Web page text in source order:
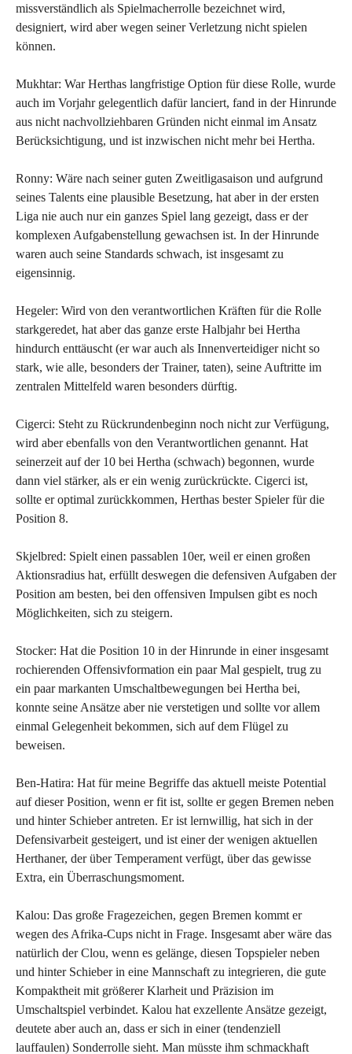
missverständlich als Spielmacherrolle bezeichnet wird,
designiert, wird aber wegen seiner Verletzung nicht spielen
können.
Mukhtar: War Herthas langfristige Option für diese Rolle, wurde
auch im Vorjahr gelegentlich dafür lanciert, fand in der Hinrunde
aus nicht nachvollziehbaren Gründen nicht einmal im Ansatz
Berücksichtigung, und ist inzwischen nicht mehr bei Hertha.
Ronny: Wäre nach seiner guten Zweitligasaison und aufgrund
seines Talents eine plausible Besetzung, hat aber in der ersten
Liga nie auch nur ein ganzes Spiel lang gezeigt, dass er der
komplexen Aufgabenstellung gewachsen ist. In der Hinrunde
waren auch seine Standards schwach, ist insgesamt zu
eigensinnig.
Hegeler: Wird von den verantwortlichen Kräften für die Rolle
starkgeredet, hat aber das ganze erste Halbjahr bei Hertha
hindurch enttäuscht (er war auch als Innenverteidiger nicht so
stark, wie alle, besonders der Trainer, taten), seine Auftritte im
zentralen Mittelfeld waren besonders dürftig.
Cigerci: Steht zu Rückrundenbeginn noch nicht zur Verfügung,
wird aber ebenfalls von den Verantwortlichen genannt. Hat
seinerzeit auf der 10 bei Hertha (schwach) begonnen, wurde
dann viel stärker, als er ein wenig zurückrückte. Cigerci ist,
sollte er optimal zurückkommen, Herthas bester Spieler für die
Position 8.
Skjelbred: Spielt einen passablen 10er, weil er einen großen
Aktionsradius hat, erfüllt deswegen die defensiven Aufgaben der
Position am besten, bei den offensiven Impulsen gibt es noch
Möglichkeiten, sich zu steigern.
Stocker: Hat die Position 10 in der Hinrunde in einer insgesamt
rochierenden Offensivformation ein paar Mal gespielt, trug zu
ein paar markanten Umschaltbewegungen bei Hertha bei,
konnte seine Ansätze aber nie verstetigen und sollte vor allem
einmal Gelegenheit bekommen, sich auf dem Flügel zu
beweisen.
Ben-Hatira: Hat für meine Begriffe das aktuell meiste Potential
auf dieser Position, wenn er fit ist, sollte er gegen Bremen neben
und hinter Schieber antreten. Er ist lernwillig, hat sich in der
Defensivarbeit gesteigert, und ist einer der wenigen aktuellen
Herthaner, der über Temperament verfügt, über das gewisse
Extra, ein Überraschungsmoment.
Kalou: Das große Fragezeichen, gegen Bremen kommt er
wegen des Afrika-Cups nicht in Frage. Insgesamt aber wäre das
natürlich der Clou, wenn es gelänge, diesen Topspieler neben
und hinter Schieber in eine Mannschaft zu integrieren, die gute
Kompaktheit mit größerer Klarheit und Präzision im
Umschaltspiel verbindet. Kalou hat exzellente Ansätze gezeigt,
deutete aber auch an, dass er sich in einer (tendenziell
lauffaulen) Sonderrolle sieht. Man müsste ihm schmackhaft